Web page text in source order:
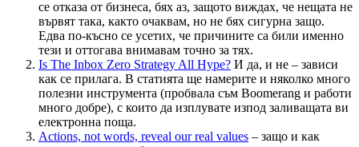
се отказа от бизнеса, бях аз, защото виждах, че нещата не
вървят така, както очаквам, но не бях сигурна защо.
Едва по-късно се усетих, че причините са били именно
тези и оттогава внимавам точно за тях.
Is The Inbox Zero Strategy All Hype? И да, и не – зависи
как се прилага. В статията ще намерите и няколко много
полезни инструмента (пробвала съм Boomerang и работи
много добре), с които да изплувате изпод заливащата ви
електронна поща.
Actions, not words, reveal our real values – защо и как